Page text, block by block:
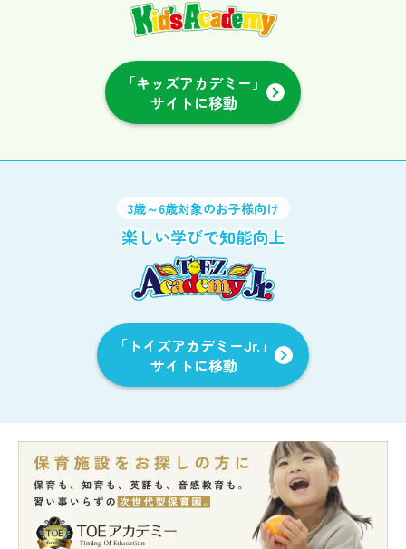
「キッズアカデミー」
サイトに移動
3歳～6歳対象のお子様向け
楽しい学びで知能向上
「トイズアカデミーJr.」
サイトに移動